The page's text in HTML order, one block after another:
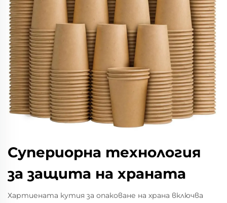
Супериорна технология
за защита на храната
Хартиената кутия за опаковане на храна включва